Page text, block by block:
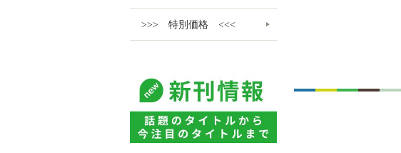
>>> 特別価格 <<<